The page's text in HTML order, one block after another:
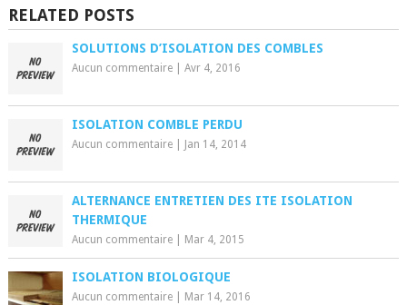
RELATED POSTS
SOLUTIONS D’ISOLATION DES COMBLES
Aucun commentaire| Avr 4, 2016
ISOLATION COMBLE PERDU
Aucun commentaire| Jan 14, 2014
ALTERNANCE ENTRETIEN DES ITE ISOLATION
THERMIQUE
Aucun commentaire| Mar 4, 2015
ISOLATION BIOLOGIQUE
Aucun commentaire| Mar 14, 2016